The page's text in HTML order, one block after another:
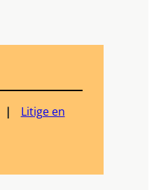
Litige en